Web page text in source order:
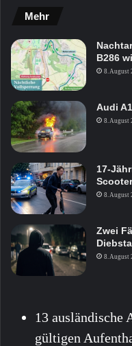
Mehr
B286
8. August
Audi
8. August
17-
8. August
Zwei
8. August
13 ausländische
gültigen